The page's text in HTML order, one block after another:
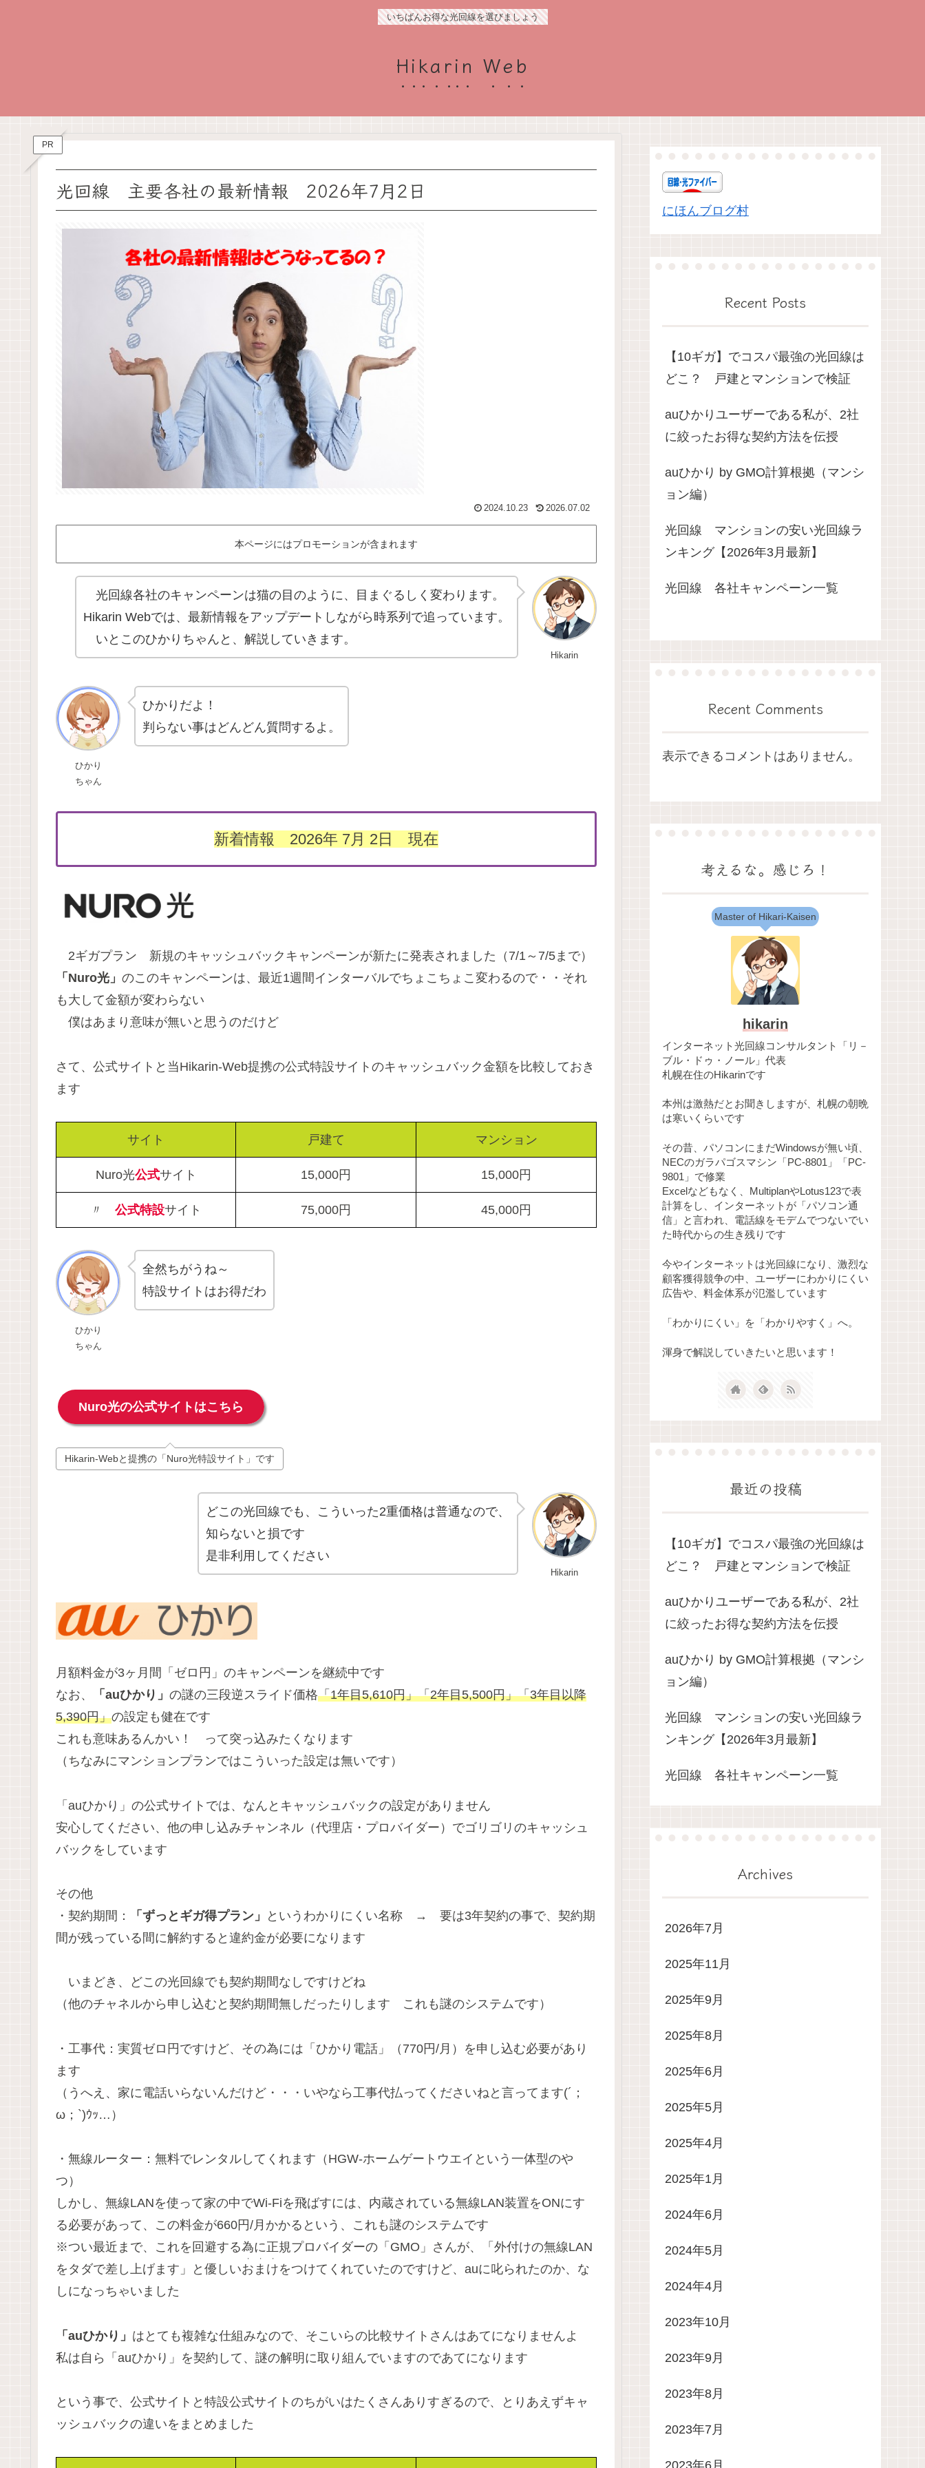
いちばんお得な光回線を選びましょう
Hikarin Web
PR
光回線 主要各社の最新情報 2026年7月2日
2024.10.23 2026.07.02
本ページにはプロモーションが含まれます
Hikarin
光回線各社のキャンペーンは猫の目のように、目まぐるしく変わります。
Hikarin Webでは、最新情報をアップデートしながら時系列で追っています。
いとこのひかりちゃんと、解説していきます。
ひかり
ちゃん
ひかりだよ！
判らない事はどんどん質問するよ。
新着情報 2026年 7月 2日 現在
2ギガプラン 新規のキャッシュバックキャンペーンが新たに発表されました（7/1～7/5まで）
「Nuro光」 のこのキャンペーンは、最近1週間インターバルでちょこちょこ変わるので・・それ
も大して金額が変わらない
僕はあまり意味が無いと思うのだけど
さて、公式サイトと当Hikarin-Web提携の公式特設サイトのキャッシュバック金額を比較しておき
ます
サイト 戸建て マンション
Nuro光公式サイト 15,000円 15,000円
〃 公式特設サイト 75,000円 45,000円
ひかり
ちゃん
全然ちがうね～
特設サイトはお得だわ
Nuro光の公式サイトはこちら
Hikarin-Webと提携の「Nuro光特設サイト」です
Hikarin
どこの光回線でも、こういった2重価格は普通なので、
知らないと損です
是非利用してください
月額料金が3ヶ月間「ゼロ円」のキャンペーンを継続中です
なお、
「auひかり」 の謎の三段逆スライド価格「1年目5,610円」「2年目5,500円」「3年目以降
5,390円」の設定も健在です
これも意味あるんかい！ って突っ込みたくなります
（ちなみにマンションプランではこういった設定は無いです）
「auひかり」の公式サイトでは、なんとキャッシュバックの設定がありません
安心してください、他の申し込みチャンネル（代理店・プロバイダー）でゴリゴリのキャッシュ
バックをしています
その他
・契約期間：
「ずっとギガ得プラン」
というわかりにくい名称 → 要は3年契約の事で、契約期
間が残っている間に解約すると違約金が必要になります
いまどき、どこの光回線でも契約期間なしですけどね
（他のチャネルから申し込むと契約期間無しだったりします これも謎のシステムです）
・工事代：実質ゼロ円ですけど、その為には「ひかり電話」（770円/月）を申し込む必要があり
ます
（うへえ、家に電話いらないんだけど・・・いやなら工事代払ってくださいねと言ってます(´；
ω；`)ｳｯ…）
・無線ルーター：無料でレンタルしてくれます（HGW-ホームゲートウエイという一体型のや
つ）
しかし、無線LANを使って家の中でWi-Fiを飛ばすには、内蔵されている無線LAN装置をONにす
る必要があって、この料金が660円/月かかるという、これも謎のシステムです
※つい最近まで、これを回避する為に正規プロバイダーの「GMO」さんが、「外付けの無線LAN
をタダで差し上げます」と優しいおまけ
・・・
をつけてくれていたのですけど、auに叱られたのか、な
しになっちゃいました
「auひかり」 はとても複雑な仕組みなので、そこいらの比較サイトさんはあてになりませんよ
私は自ら「auひかり」を契約して、謎の解明に取り組んでいますのであてになります
という事で、公式サイトと特設公式サイトのちがいはたくさんありすぎるので、とりあえずキャ
ッシュバックの違いをまとめました
にほんブログ村
Recent Posts
【10ギガ】でコスパ最強の光回線は
どこ？ 戸建とマンションで検証
auひかりユーザーである私が、2社
に絞ったお得な契約方法を伝授
auひかり by GMO計算根拠（マンシ
ョン編）
光回線 マンションの安い光回線ラ
ンキング【2026年3月最新】
光回線 各社キャンペーン一覧
Recent Comments
表示できるコメントはありません。
考えるな。感じろ！
Master of Hikari-Kaisen
hikarin
インターネット光回線コンサルタント「リ－
ブル・ドゥ・ノール」代表
札幌在住のHikarinです
本州は激熱だとお聞きしますが、札幌の朝晩
は寒いくらいです
その昔、パソコンにまだWindowsが無い頃、
NECのガラパゴスマシン「PC-8801」「PC-
9801」で修業
Excelなどもなく、MultiplanやLotus123で表
計算をし、インターネットが「パソコン通
信」と言われ、電話線をモデムでつないでい
た時代からの生き残りです
今やインターネットは光回線になり、激烈な
顧客獲得競争の中、ユーザーにわかりにくい
広告や、料金体系が氾濫しています
「わかりにくい」を「わかりやすく」へ。
渾身で解説していきたいと思います！
最近の投稿
【10ギガ】でコスパ最強の光回線は
どこ？ 戸建とマンションで検証
auひかりユーザーである私が、2社
に絞ったお得な契約方法を伝授
auひかり by GMO計算根拠（マンシ
ョン編）
光回線 マンションの安い光回線ラ
ンキング【2026年3月最新】
光回線 各社キャンペーン一覧
Archives
2026年7月
2025年11月
2025年9月
2025年8月
2025年6月
2025年5月
2025年4月
2025年1月
2024年6月
2024年5月
2024年4月
2023年10月
2023年9月
2023年8月
2023年7月
2023年6月